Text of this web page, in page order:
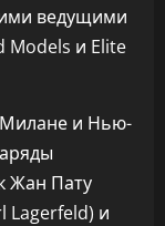
ведущими
Models и Elite
и Нью-
Жан Пату
Lagerfeld) и